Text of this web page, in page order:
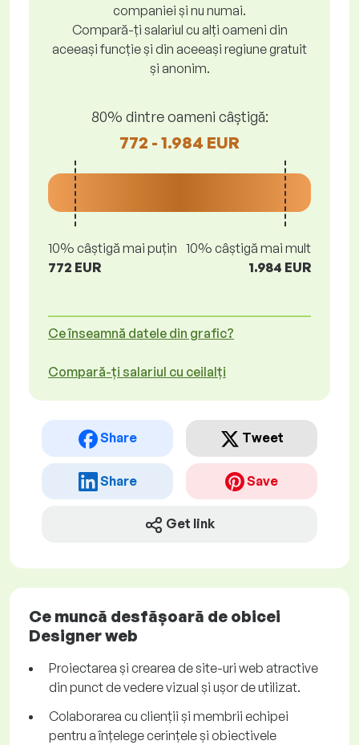
companiei și nu numai.
Compară-ți salariul cu alți oameni din
aceeași funcție și din aceeași regiune gratuit
și anonim.
80% dintre oameni câștigă:
772 - 1.984 EUR
10% câștigă mai puțin
772 EUR
10% câștigă mai mult
1.984 EUR
Ce înseamnă datele din grafic?
Compară-ți salariul cu ceilalți
Share Tweet
Share Save
Get link
Ce muncă desfășoară de obicei
Designer web
Proiectarea și crearea de site-uri web atractive
din punct de vedere vizual și ușor de utilizat.
Colaborarea cu clienții și membrii echipei
pentru a înțelege cerințele și obiectivele